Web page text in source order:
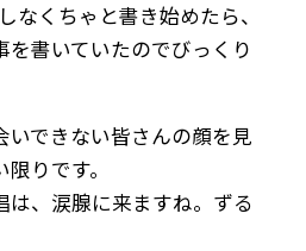
なくちゃと書き始めたら、
書いていたのでびっくり
いできない皆さんの顔を見
りです。
は、涙腺に来ますね。ずる